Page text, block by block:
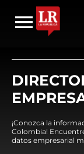
¡Conozca la
Colombia!
datos empresarial